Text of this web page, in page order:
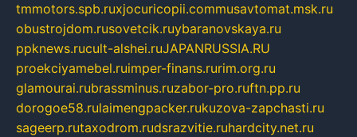
tmmotors.spb.ruxjocuricopii.commusavtomat.msk.ru
obustrojdom.rusovetcik.ruybaranovskaya.ru
ppknews.rucult-alshei.ruJAPANRUSSIA.RU
proekciyamebel.ruimper-finans.rurim.org.ru
glamourai.rubrassminus.ruzabor-pro.ruftn.pp.ru
dorogoe58.rulaimengpacker.rukuzova-zapchasti.ru
sageerp.rutaxodrom.rudsrazvitie.ruhardcity.net.ru